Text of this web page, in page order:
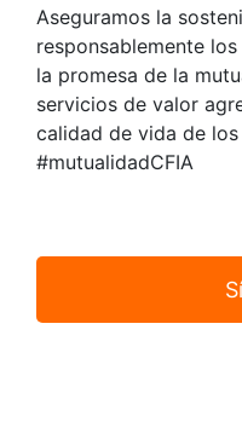
Aseguramos la
responsablemente
la promesa de la
servicios de valor
calidad de vida de
#mutualidadCFIA